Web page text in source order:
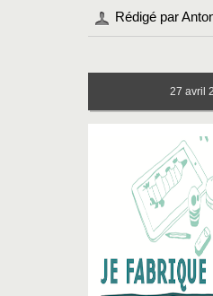
Rédigé par
27 avril